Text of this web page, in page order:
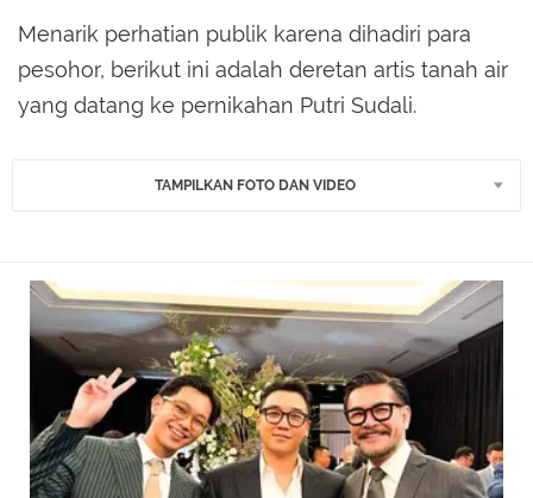
Menarik perhatian publik karena dihadiri para
pesohor, berikut ini adalah deretan artis tanah air
yang datang ke pernikahan Putri Sudali.
TAMPILKAN FOTO DAN VIDEO